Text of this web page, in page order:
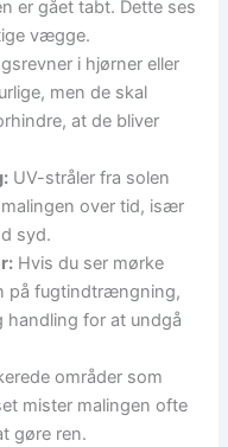
er gået tabt. Dette ses
vægge.
i hjørner eller
men de skal
at de bliver
UV-stråler fra solen
over tid, især
syd.
Hvis du ser mørke
på fugtindtrængning,
handling for at undgå
områder som
mister malingen ofte
gøre ren.